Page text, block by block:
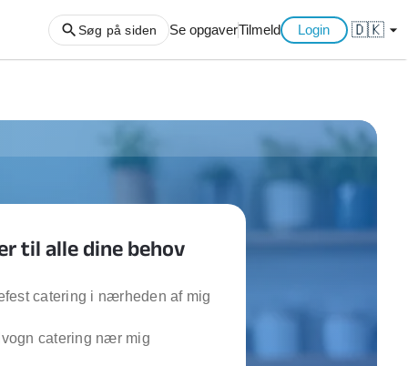
hvidevarer
Søg på siden Se opgaverTilmeld Login 🇩🇰 arrow_drop_down
til alle dine behov
catering i nærheden af mig
catering nær mig